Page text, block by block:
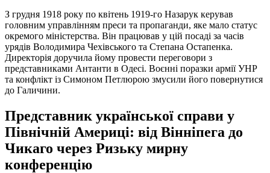
З грудня 1918 року по квітень 1919-го Назарук керував
головним управлінням преси та пропаганди, яке мало статус
окремого міністерства. Він працював у цій посаді за часів
урядів Володимира Чехівського та Степана Остапенка.
Директорія доручила йому провести переговори з
представниками Антанти в Одесі. Воєнні поразки армії УНР
та конфлікт із Симоном Петлюрою змусили його повернутися
до Галичини.
Представник української справи у
Північній Америці: від Вінніпега до
Чикаго через Ризьку мирну
конференцію